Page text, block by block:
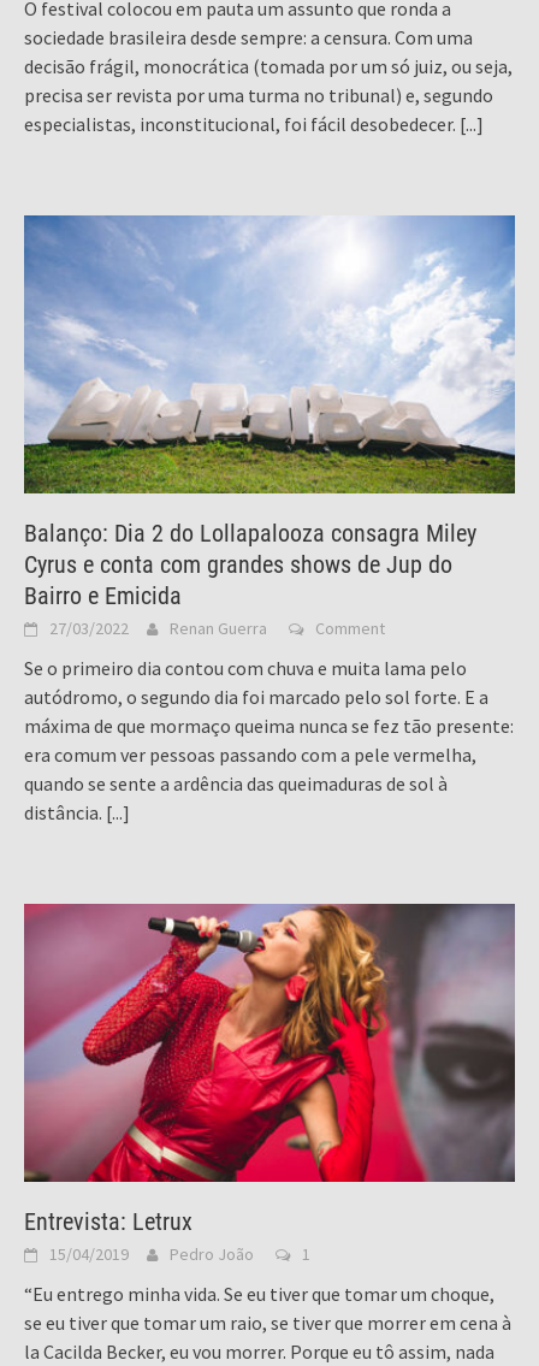
O festival colocou em pauta um assunto que ronda a
sociedade brasileira desde sempre: a censura. Com uma
decisão frágil, monocrática (tomada por um só juiz, ou seja,
precisa ser revista por uma turma no tribunal) e, segundo
especialistas, inconstitucional, foi fácil desobedecer. [...]
Balanço: Dia 2 do Lollapalooza consagra Miley
Cyrus e conta com grandes shows de Jup do
Bairro e Emicida
27/03/2022 Renan Guerra Comment
Se o primeiro dia contou com chuva e muita lama pelo
autódromo, o segundo dia foi marcado pelo sol forte. E a
máxima de que mormaço queima nunca se fez tão presente:
era comum ver pessoas passando com a pele vermelha,
quando se sente a ardência das queimaduras de sol à
distância. [...]
Entrevista: Letrux
15/04/2019 Pedro João 1
“Eu entrego minha vida. Se eu tiver que tomar um choque,
se eu tiver que tomar um raio, se tiver que morrer em cena à
la Cacilda Becker, eu vou morrer. Porque eu tô assim, nada